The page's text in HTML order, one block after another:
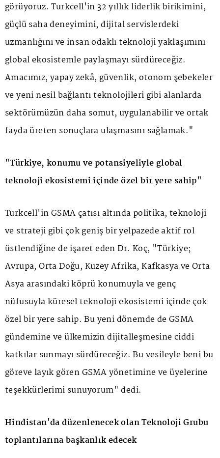
görüyoruz. Turkcell'in 32 yıllık liderlik birikimini,
güçlü saha deneyimini, dijital servislerdeki
uzmanlığını ve insan odaklı teknoloji yaklaşımını
global ekosistemle paylaşmayı sürdüreceğiz.
Amacımız, yapay zekâ, güvenlik, otonom şebekeler
ve yeni nesil bağlantı teknolojileri gibi alanlarda
sektörümüzün daha somut, uygulanabilir ve ortak
fayda üreten sonuçlara ulaşmasını sağlamak."
"Türkiye, konumu ve potansiyeliyle global
teknoloji ekosistemi içinde özel bir yere sahip"
Turkcell'in GSMA çatısı altında politika, teknoloji
ve strateji gibi çok geniş bir yelpazede aktif rol
üstlendiğine de işaret eden Dr. Koç, "Türkiye;
Avrupa, Orta Doğu, Kuzey Afrika, Kafkasya ve Orta
Asya arasındaki köprü konumuyla ve genç
nüfusuyla küresel teknoloji ekosistemi içinde çok
özel bir yere sahip. Bu yeni dönemde de GSMA
gündemine ve ülkemizin dijitalleşmesine ciddi
katkılar sunmayı sürdüreceğiz. Bu vesileyle beni bu
göreve layık gören GSMA yönetimine ve üyelerine
teşekkürlerimi sunuyorum" dedi.
Hindistan'da düzenlenecek olan Teknoloji Grubu
toplantılarına başkanlık edecek